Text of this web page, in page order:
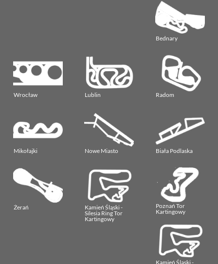
Bednary
Wrocław Lublin Radom
Mikołajki Nowe Miasto Biała Podlaska
Żerań
Kamień Śląski -
Silesia Ring Tor
Kartingowy
Poznań Tor
Kartingowy
Kamień Śląski -